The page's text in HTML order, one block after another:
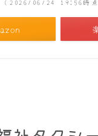
（2026/06/24 19:56時